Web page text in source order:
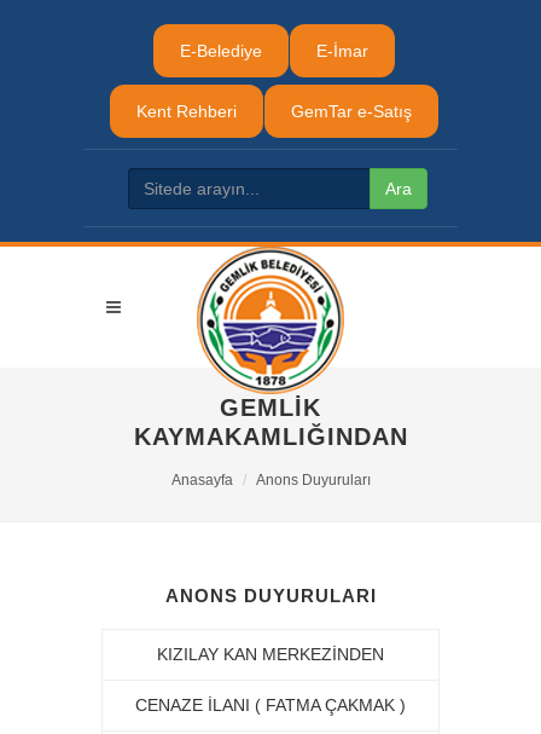
E-Belediye E-İmar
Kent Rehberi GemTar e-Satış
GEMLİK
KAYMAKAMLIĞINDAN
Anasayfa Anons Duyuruları
ANONS DUYURULARI
KIZILAY KAN MERKEZİNDEN
CENAZE İLANI ( FATMA ÇAKMAK )